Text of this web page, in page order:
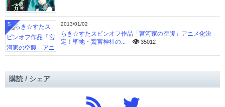
2013/01/02
らき☆すたスピンオフ作品「宮河家の空腹」アニメ化決
定！聖地・鷲宮神社の...
35012
5
購読 / シェア